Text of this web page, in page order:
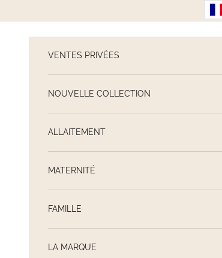
VENTES PRIVÉES
NOUVELLE COLLECTION
ALLAITEMENT
MATERNITÉ
FAMILLE
LA MARQUE